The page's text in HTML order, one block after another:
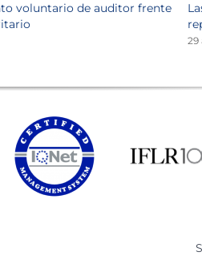
voluntario de auditor frente
29